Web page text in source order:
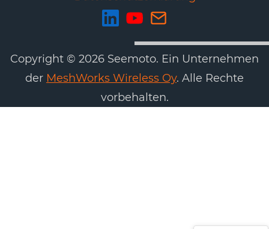
Copyright © 2026 Seemoto. Ein Unternehmen
der MeshWorks Wireless Oy. Alle Rechte
vorbehalten.